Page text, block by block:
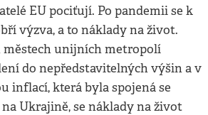
EU pociťují. Po pandemii se k
výzva, a to náklady na život.
městech unijních metropolí
do nepředstavitelných výšin a v
inflací, která byla spojená se
Ukrajině, se náklady na život